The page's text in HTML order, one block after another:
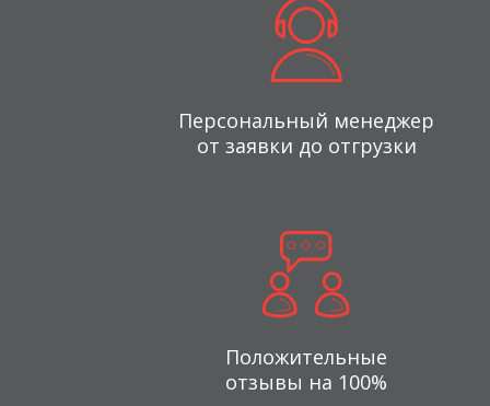
Персональный менеджер
от заявки до отгрузки
Положительные
отзывы на 100%